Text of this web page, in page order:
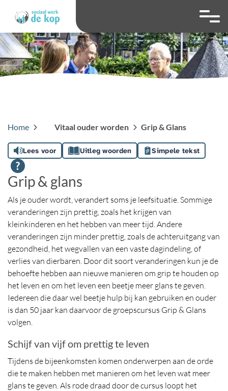
Hoog contrast
Ga naar
Home Vitaal ouder worden Grip & Glans
Lees voor Uitleg woorden Simpele tekst
Grip & glans
Als je ouder wordt, verandert soms je leefsituatie. Sommige
veranderingen zijn prettig, zoals het krijgen van
kleinkinderen en het hebben van meer tijd. Andere
veranderingen zijn minder prettig, zoals de achteruitgang van
gezondheid, het wegvallen van een vaste dagindeling, of
verlies van dierbaren. Door dit soort veranderingen kun je de
behoefte hebben aan nieuwe manieren om grip te houden op
het leven en om het leven een beetje meer glans te geven.
Iedereen die daar wel beetje hulp bij kan gebruiken en ouder
is dan 50 jaar kan daarvoor de groepscursus Grip & Glans
volgen.
Schijf van vijf om prettig te leven
Tijdens de bijeenkomsten komen onderwerpen aan de orde
die te maken hebben met manieren om het leven wat meer
glans te geven. Als rode draad door de cursus loopt het